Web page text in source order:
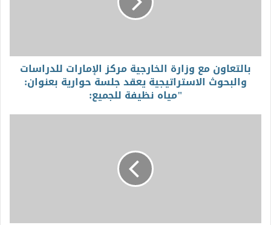
بالتعاون مع وزارة الخارجية مركز الإمارات للدراسات
والبحوث الاستراتيجية يعقد جلسة حوارية بعنوان:
"مياه نظيفة للجميع: